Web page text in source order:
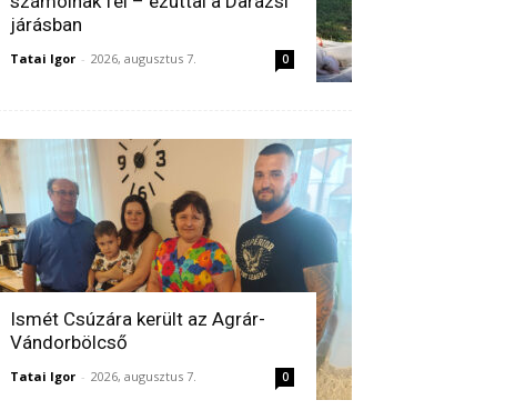
járásban
Tatai Igor - 2026, augusztus 7. 0
Ismét Csúzára került az Agrár-
Vándorbölcső
Tatai Igor - 2026, augusztus 7. 0